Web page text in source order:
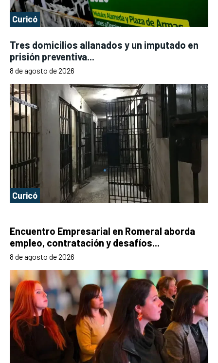
Curicó
Tres domicilios allanados y un imputado en
prisión preventiva...
8 de agosto de 2026
Curicó
Encuentro Empresarial en Romeral aborda
empleo, contratación y desafíos...
8 de agosto de 2026